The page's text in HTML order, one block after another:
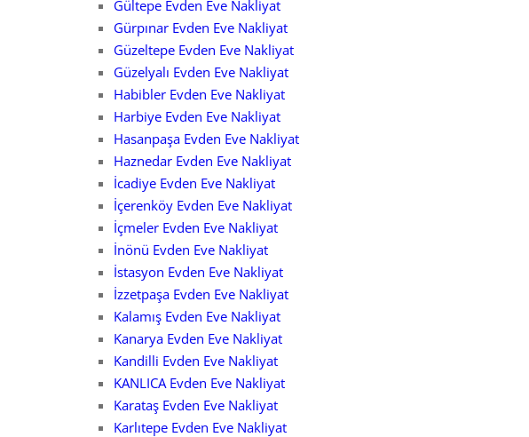
Gültepe Evden Eve Nakliyat
Gürpınar Evden Eve Nakliyat
Güzeltepe Evden Eve Nakliyat
Güzelyalı Evden Eve Nakliyat
Habibler Evden Eve Nakliyat
Harbiye Evden Eve Nakliyat
Hasanpaşa Evden Eve Nakliyat
Haznedar Evden Eve Nakliyat
İcadiye Evden Eve Nakliyat
İçerenköy Evden Eve Nakliyat
İçmeler Evden Eve Nakliyat
İnönü Evden Eve Nakliyat
İstasyon Evden Eve Nakliyat
İzzetpaşa Evden Eve Nakliyat
Kalamış Evden Eve Nakliyat
Kanarya Evden Eve Nakliyat
Kandilli Evden Eve Nakliyat
KANLICA Evden Eve Nakliyat
Karataş Evden Eve Nakliyat
Karlıtepe Evden Eve Nakliyat